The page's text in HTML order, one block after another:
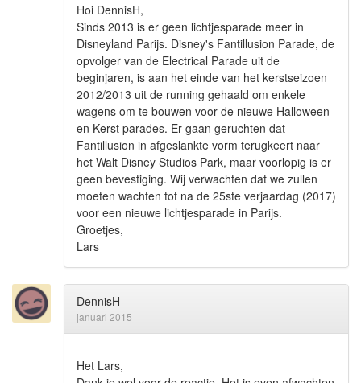
Hoi DennisH,
Sinds 2013 is er geen lichtjesparade meer in
Disneyland Parijs. Disney's Fantillusion Parade, de
opvolger van de Electrical Parade uit de
beginjaren, is aan het einde van het kerstseizoen
2012/2013 uit de running gehaald om enkele
wagens om te bouwen voor de nieuwe Halloween
en Kerst parades. Er gaan geruchten dat
Fantillusion in afgeslankte vorm terugkeert naar
het Walt Disney Studios Park, maar voorlopig is er
geen bevestiging. Wij verwachten dat we zullen
moeten wachten tot na de 25ste verjaardag (2017)
voor een nieuwe lichtjesparade in Parijs.
Groetjes,
Lars
DennisH
januari 2015
Het Lars,